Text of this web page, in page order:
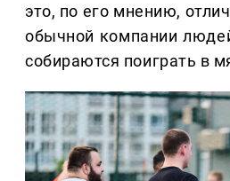
это, по его мнению,
обычной компании
собираются поиграть в